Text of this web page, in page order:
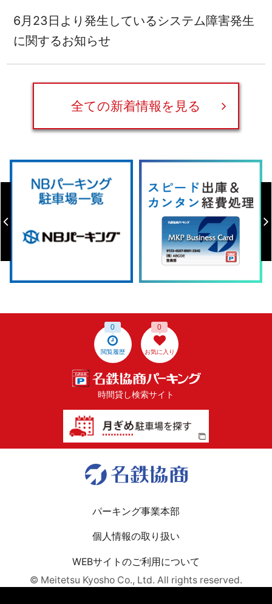
6月23日より発生しているシステム障害発生
に関するお知らせ
全ての新着情報を見る
閲覧履歴
0
お気に入り
0
時間貸し検索サイト
パーキング事業本部
個人情報の取り扱い
WEBサイトのご利用について
© Meitetsu Kyosho Co., Ltd. All rights reserved.